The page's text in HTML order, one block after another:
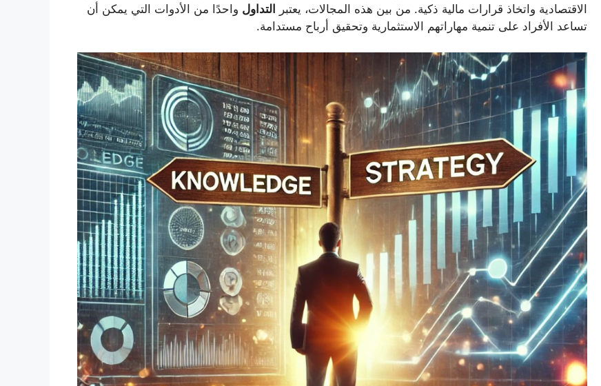
الاقتصادية واتخاذ قرارات مالية ذكية. من بين هذه المجالات، يعتبر التداول واحدًا من الأدوات التي يمكن أن
تساعد الأفراد على تنمية مهاراتهم الاستثمارية وتحقيق أرباح مستدامة.